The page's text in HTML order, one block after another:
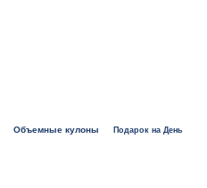
Объемные кулоны
Подарок на День